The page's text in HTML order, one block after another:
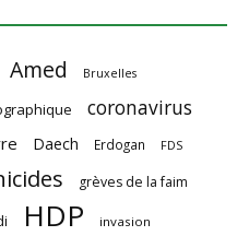
Amed Bruxelles
coronavirus
Daech Erdogan FDS
grèves de la faim
HDP invasion